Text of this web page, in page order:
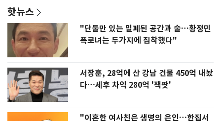
핫뉴스
"단둘만 있는 밀폐된 공간과 술…황정민
폭로녀는 두가지에 집착했다"
서장훈, 28억에 산 강남 건물 450억 내놨
다…세후 차익 280억 '잭팟'
"이혼한 여사친은 생명의 은인…한집서